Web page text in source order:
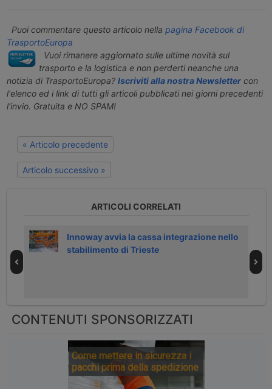
Puoi commentare questo articolo nella pagina Facebook di
TrasportoEuropa
Vuoi rimanere aggiornato sulle ultime novità sul
trasporto e la logistica e non perderti neanche una
notizia di TrasportoEuropa? Iscriviti alla nostra Newslettercon
l'elenco ed i link di tutti gli articoli pubblicati nei giorni precedenti
l'invio. Gratuita e NO SPAM!
« Articolo precedente
Articolo successivo »
ARTICOLI CORRELATI
Innoway avvia la cassa integrazione nello
stabilimento di Trieste
CONTENUTI SPONSORIZZATI
Come mettere in sicurezza i
pacchi prima della spedizione